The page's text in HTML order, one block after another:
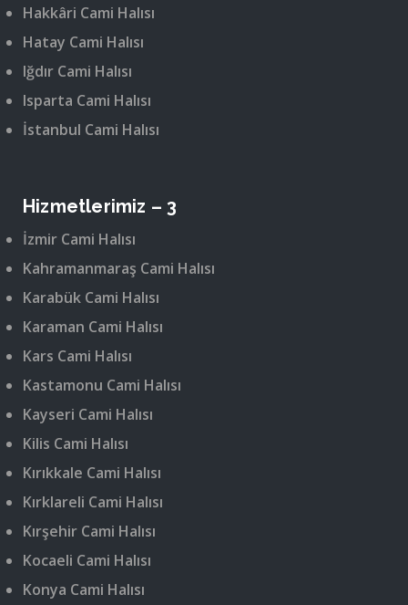
Hakkâri Cami Halısı
Hatay Cami Halısı
Iğdır Cami Halısı
Isparta Cami Halısı
İstanbul Cami Halısı
Hizmetlerimiz – 3
İzmir Cami Halısı
Kahramanmaraş Cami Halısı
Karabük Cami Halısı
Karaman Cami Halısı
Kars Cami Halısı
Kastamonu Cami Halısı
Kayseri Cami Halısı
Kilis Cami Halısı
Kırıkkale Cami Halısı
Kırklareli Cami Halısı
Kırşehir Cami Halısı
Kocaeli Cami Halısı
Konya Cami Halısı